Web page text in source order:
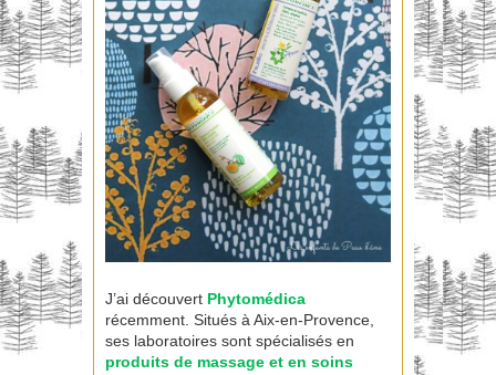
J’ai découvert Phytomédica
récemment. Situés à Aix-en-Provence,
ses laboratoires sont spécialisés en
produits de massage et en soins